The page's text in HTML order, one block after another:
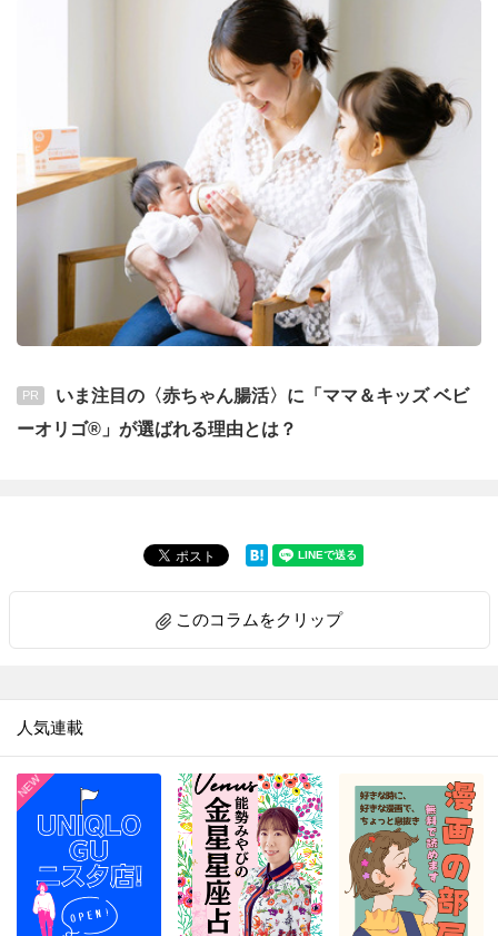
PR
いま注目の〈赤ちゃん腸活〉に「ママ＆キッズ ベビ
ーオリゴ®」が選ばれる理由とは？
このコラムをクリップ
人気連載